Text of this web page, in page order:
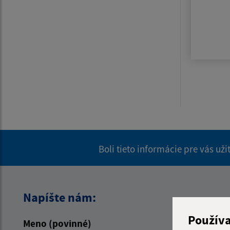
Boli tieto informácie pre vás
Napíšte nám:
Meno (povinné) E-